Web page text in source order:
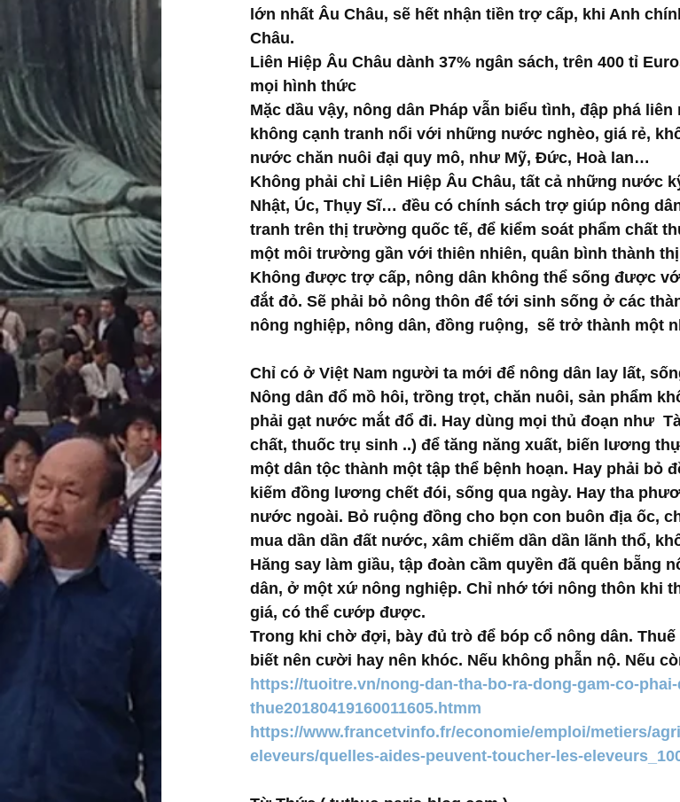
lớn nhất Âu Châu, sẽ hết nhận tiền trợ cấp, khi Anh
Châu.
Liên Hiệp Âu Châu dành 37% ngân sách, trên 400 tỉ
mọi hình thức
Mặc dầu vậy, nông dân Pháp vẫn biểu tình, đập phá
không cạnh tranh nổi với những nước nghèo, giá rẻ,
nước chăn nuôi đại quy mô, như Mỹ, Đức, Hoà lan…
Không phải chỉ Liên Hiệp Âu Châu, tất cả những nước
Nhật, Úc, Thụy Sĩ… đều có chính sách trợ giúp nông
tranh trên thị trường quốc tế, để kiểm soát phẩm chất
một môi trường gần với thiên nhiên, quân bình thành
Không được trợ cấp, nông dân không thể sống được
đắt đỏ. Sẽ phải bỏ nông thôn để tới sinh sống ở các
nông nghiệp, nông dân, đồng ruộng,  sẽ trở thành một
Chỉ có ở Việt Nam người ta mới để nông dân lay lất,
Nông dân đổ mồ hôi, trồng trọt, chăn nuôi, sản phẩm
phải gạt nước mắt đổ đi. Hay dùng mọi thủ đoạn như
chất, thuốc trụ sinh ..) để tăng năng xuất, biến lương
một dân tộc thành một tập thể bệnh hoạn. Hay phải bỏ
kiếm đồng lương chết đói, sống qua ngày. Hay tha
nước ngoài. Bỏ ruộng đồng cho bọn con buôn địa ốc,
mua dần dần đất nước, xâm chiếm dần dần lãnh thổ,
Hăng say làm giầu, tập đoàn cầm quyền đã quên bẵng
dân, ở một xứ nông nghiệp. Chỉ nhớ tới nông thôn khi
giá, có thể cướp được.
Trong khi chờ đợi, bày đủ trò để bóp cổ nông dân.
biết nên cười hay nên khóc. Nếu không phẫn nộ. Nếu
https://tuoitre.vn/nong-dan-tha-bo-ra-dong-gam-co-
thue20180419160011605.htmm
https://www.francetvinfo.fr/economie/emploi/metiers/
eleveurs/quelles-aides-peuvent-toucher-les-